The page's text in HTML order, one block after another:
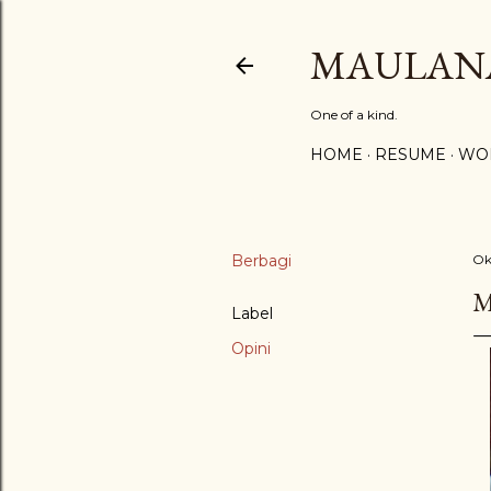
One of a kind.
HOME RESUME
Berbagi
Label
Opini